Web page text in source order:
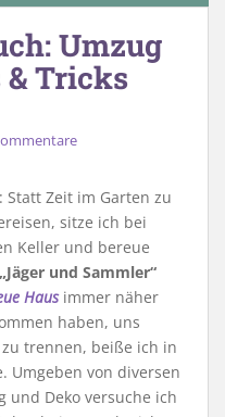
Umzug
Tricks
Statt Zeit im Garten zu
sitze ich bei
Keller und bereue
und Sammler“
Hausimmer näher
haben, uns
trennen, beiße ich in
Umgeben von diversen
und Deko versuche ich